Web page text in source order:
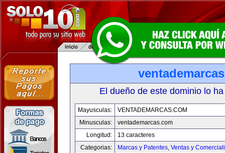
El dueño de este dominio lo
Mayusculas:
VENTADEMARCAS.COM
Minusculas:
ventademarcas.com
Longitud:
13 caracteres
Categorias:
Marcas y Patentes, Ventas y